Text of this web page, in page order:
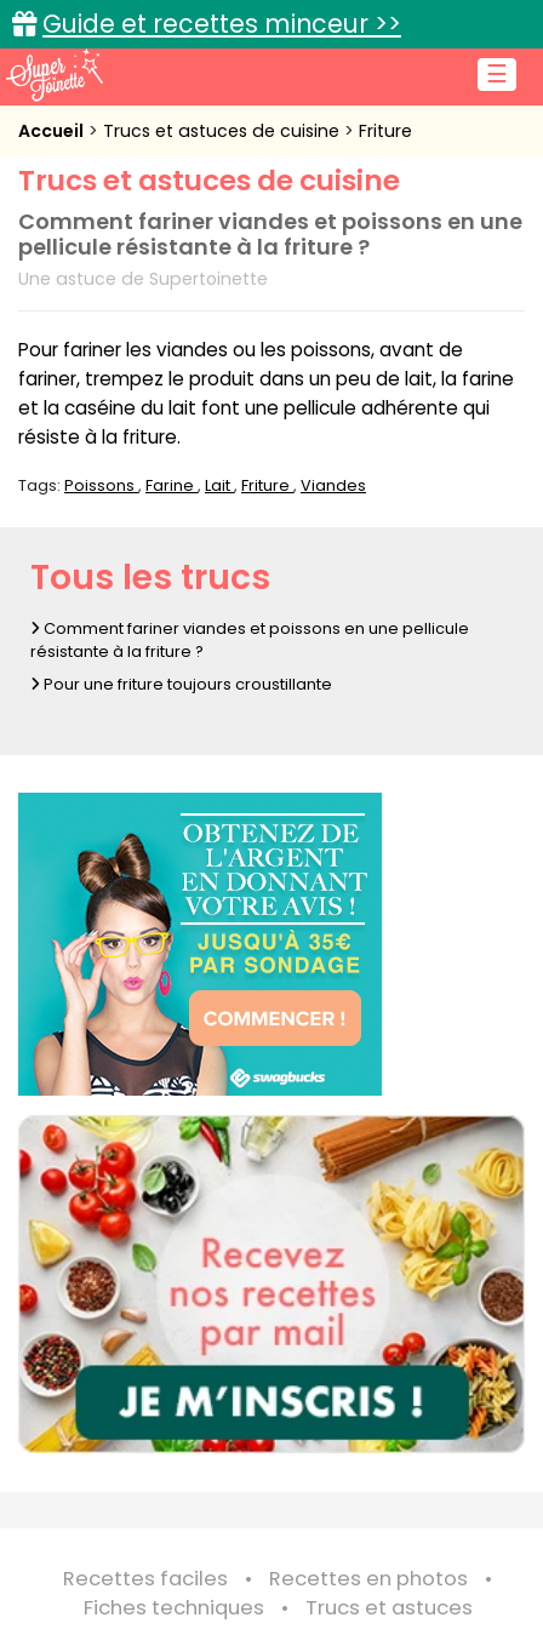
☰
Guide et recettes minceur >>
Accueil
Recettes de cuisine
Cuisine pratique
L'actu cuisine
Connexion
Accueil Trucs et astuces de cuisine Friture
Trucs et astuces de cuisine
Comment fariner viandes et poissons en une
pellicule résistante à la friture ?
Une astuce de Supertoinette
Pour fariner les viandes ou les poissons, avant de
fariner, trempez le produit dans un peu de lait, la farine
et la caséine du lait font une pellicule adhérente qui
résiste à la friture.
Tags: Poissons Farine Lait Friture Viandes
Tous les trucs
Comment fariner viandes et poissons en une pellicule
résistante à la friture ?
Pour une friture toujours croustillante
Recettes faciles
Recettes en photos
Fiches techniques
Trucs et astuces